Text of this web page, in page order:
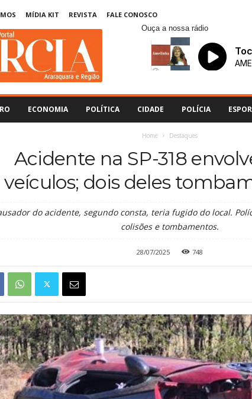
MÍDIA KIT REVISTA
FALE CONOSCO
Ouça a nossa rádio
ECONOMIA POLÍTICA CIDADE POLÍCIA
Home Destaques
Acidente na SP-318
veículos; dois deles
do acidente, segundo consta, teria fugido do local.
colisões e tombamentos.
28/07/2025 748